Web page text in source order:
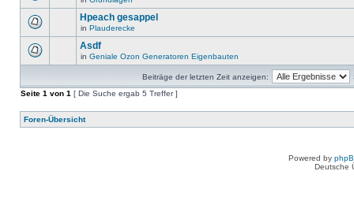
Hpeach gesappel
in Plauderecke
Asdf
in Geniale Ozon Generatoren Eigenbauten
Beiträge der letzten Zeit anzeigen:
Seite 1 von 1 [ Die Suche ergab 5 Treffer ]
Foren-Übersicht
Powered by
Deutsche